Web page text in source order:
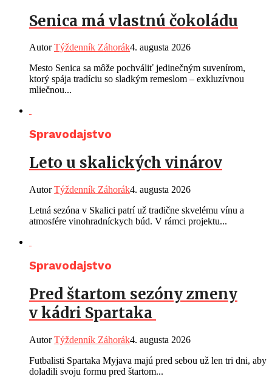
Senica má vlastnú čokoládu
AutorTýždenník Záhorák4. augusta 2026
Mesto Senica sa môže pochváliť jedinečným suvenírom,
ktorý spája tradíciu so sladkým remeslom – exkluzívnou
mliečnou...
Spravodajstvo
Leto u skalických vinárov
AutorTýždenník Záhorák4. augusta 2026
Letná sezóna v Skalici patrí už tradične skvelému vínu a
atmosfére vinohradníckych búd. V rámci projektu...
Spravodajstvo
Pred štartom sezóny zmeny
v kádri Spartaka
AutorTýždenník Záhorák4. augusta 2026
Futbalisti Spartaka Myjava majú pred sebou už len tri dni, aby
doladili svoju formu pred štartom...